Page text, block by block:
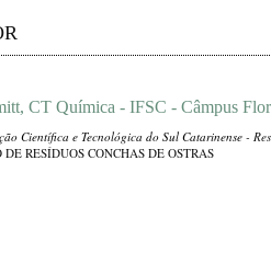
CT Química - IFSC - Câmpus
Científica e Tecnológica do Sul Catarinense -
RESÍDUOS CONCHAS DE OSTRAS